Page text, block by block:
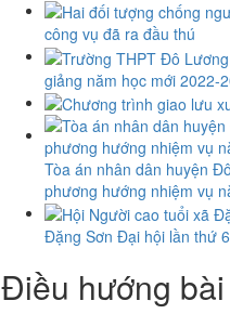
công vụ đã ra đầu thú
giảng năm học mới 2022-
Tòa án nhân dân huyện
phương hướng nhiệm vụ
Đặng Sơn Đại hội lần thứ
Điều hướng